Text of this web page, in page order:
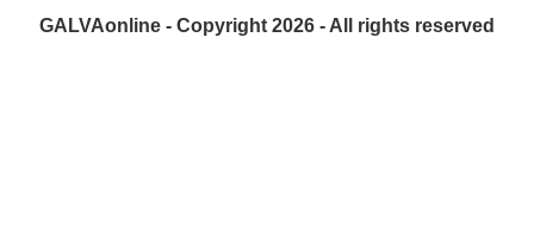
GALVAonline - Copyright 2026 - All rights reserved